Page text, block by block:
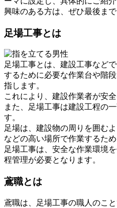
興味のある方は、ぜひ最後まで
足場工事とは
足場工事とは、建設工事など
するために必要な作業台や階
指します。
これにより、建設作業者が安
また、足場工事は建設工程の
す。
足場は、建設物の周りを囲む
などの高い場所で作業するため
足場工事は、安全な作業環境
程管理が必要となります。
鳶職とは
鳶職は、足場工事の職人のこと